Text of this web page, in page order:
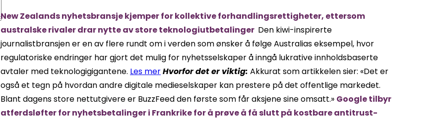
New Zealands nyhetsbransje kjemper for kollektive forhandlingsrettigheter, ettersom
australske rivaler drar nytte av store teknologiutbetalinger Den kiwi-inspirerte
journalistbransjen er en av flere rundt om i verden som ønsker å følge Australias eksempel, hvor
regulatoriske endringer har gjort det mulig for nyhetsselskaper å inngå lukrative innholdsbaserte
avtaler med teknologigigantene. Les merHvorfor det er viktig: Akkurat som artikkelen sier: «Det er
også et tegn på hvordan andre digitale medieselskaper kan prestere på det offentlige markedet.
Blant dagens store nettutgivere er BuzzFeed den første som får aksjene sine omsatt.» Google tilbyr
atferdsløfter for nyhetsbetalinger i Frankrike for å prøve å få slutt på kostbare antitrust-